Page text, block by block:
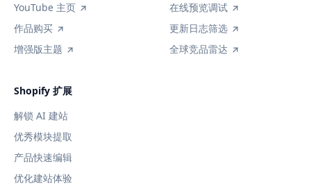
YouTube 主页
作品购买
增强版主题
在线预览调试
更新日志筛选
全球竞品雷达
Shopify 扩展
解锁 AI 建站
优秀模块提取
产品快速编辑
优化建站体验